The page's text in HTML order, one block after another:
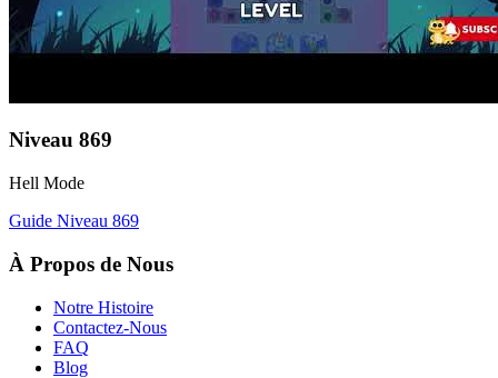
Niveau 869
Hell Mode
Guide Niveau 869
À Propos de Nous
Notre Histoire
Contactez-Nous
FAQ
Blog